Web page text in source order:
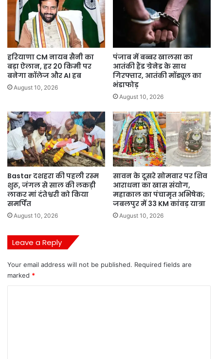
हरियाणा CM नायब सैनी का
बड़ा ऐलान, हर 20 किमी पर
बनेगा कॉलेज और AI हब
August 10, 2026
पंजाब में बब्बर खालसा का
आतंकी हैंड ग्रेनेड के साथ
गिरफ्तार, आतंकी मॉड्यूल का
भंडाफोड़
August 10, 2026
Bastar दशहरा की पहली रस्म
शुरू, जंगल से साल की लकड़ी
लाकर मां दंतेश्वरी को किया
समर्पित
August 10, 2026
सावन के दूसरे सोमवार पर शिव
आराधना का खास संयोग,
महाकाल का पंचामृत अभिषेक;
जबलपुर में 33 KM कांवड़ यात्रा
August 10, 2026
Leave a Reply
Your email address will not be published. Required fields are
marked *